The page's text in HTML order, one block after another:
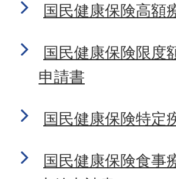
国民健康保険高額
国民健康保険限度
申請書
国民健康保険特定
国民健康保険食事